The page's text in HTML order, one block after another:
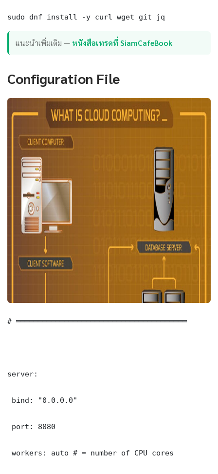
sudo dnf install -y curl wget git jq
แนะนำเพิ่มเติม — หนังสือเทรดที่ SiamCafeBook
Configuration File
# ═══════════════════════════════════════
server:
bind: "0.0.0.0"
port: 8080
workers: auto # = number of CPU cores